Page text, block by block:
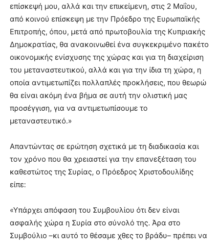
επίσκεψή μου, αλλά και την επικείμενη, στις 2 Μαΐου,
από κοινού επίσκεψη με την Πρόεδρο της Ευρωπαϊκής
Επιτροπής, όπου, μετά από πρωτοβουλία της Κυπριακής
Δημοκρατίας, θα ανακοινωθεί ένα συγκεκριμένο πακέτο
οικονομικής ενίσχυσης της χώρας και για τη διαχείριση
του μεταναστευτικού, αλλά και για την ίδια τη χώρα, η
οποία αντιμετωπίζει πολλαπλές προκλήσεις, που θεωρώ
θα είναι ακόμη ένα βήμα σε αυτή την ολιστική μας
προσέγγιση, για να αντιμετωπίσουμε το
μεταναστευτικό.»
Απαντώντας σε ερώτηση σχετικά με τη διαδικασία και
τον χρόνο που θα χρειαστεί για την επανεξέταση του
καθεστώτος της Συρίας, ο Πρόεδρος Χριστοδουλίδης
είπε:
«Υπάρχει απόφαση του Συμβουλίου ότι δεν είναι
ασφαλής χώρα η Συρία στο σύνολό της. Άρα στο
Συμβούλιο –κι αυτό το θέσαμε χθες το βράδυ– πρέπει να